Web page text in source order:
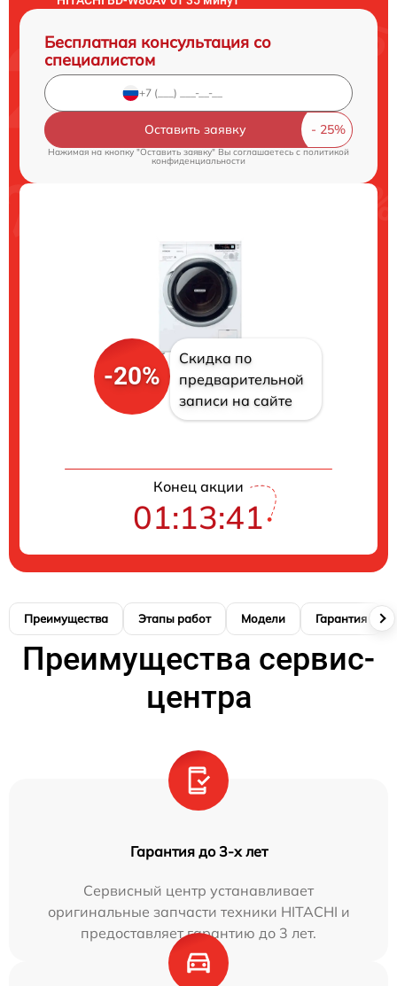
Бесплатная консультация со
специалистом
Оставить заявку
Нажимая на кнопку "Оставить заявку" Вы соглашаетесь cполитикой
конфиденциальности
-20%
Скидка по
предварительной
записи на сайте
Конец акции
01:13:41
Преимущества Этапы работ Модели Гарантия
Преимущества сервис-
центра
Гарантия до 3-х лет
Сервисный центр устанавливает
оригинальные запчасти техники HITACHI и
предоставляет гарантию до 3 лет.